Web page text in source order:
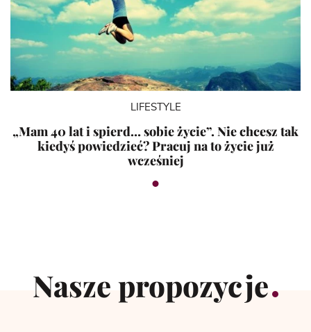
LIFESTYLE
„Mam 40 lat i spierd… sobie życie”. Nie chcesz tak
kiedyś powiedzieć? Pracuj na to życie już
wcześniej
Nasze propozycje